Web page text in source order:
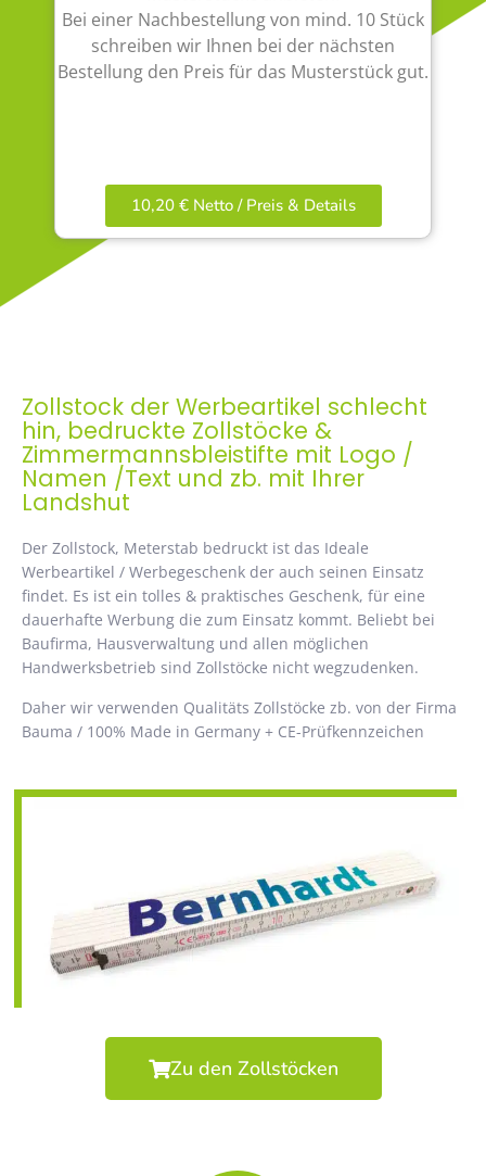
Bei einer Nachbestellung von mind. 10 Stück
schreiben wir Ihnen bei der nächsten
Bestellung den Preis für das Musterstück gut.
10,20 € Netto / Preis & Details
Zollstock der Werbeartikel schlecht
hin, bedruckte Zollstöcke &
Zimmermannsbleistifte mit Logo /
Namen /Text und zb. mit Ihrer
Landshut
Der Zollstock, Meterstab bedruckt ist das Ideale
Werbeartikel / Werbegeschenk der auch seinen Einsatz
findet. Es ist ein tolles & praktisches Geschenk, für eine
dauerhafte Werbung die zum Einsatz kommt. Beliebt bei
Baufirma, Hausverwaltung und allen möglichen
Handwerksbetrieb sind Zollstöcke nicht wegzudenken.
Daher wir verwenden Qualitäts Zollstöcke zb. von der Firma
Bauma / 100% Made in Germany + CE-Prüfkennzeichen
Zu den Zollstöcken